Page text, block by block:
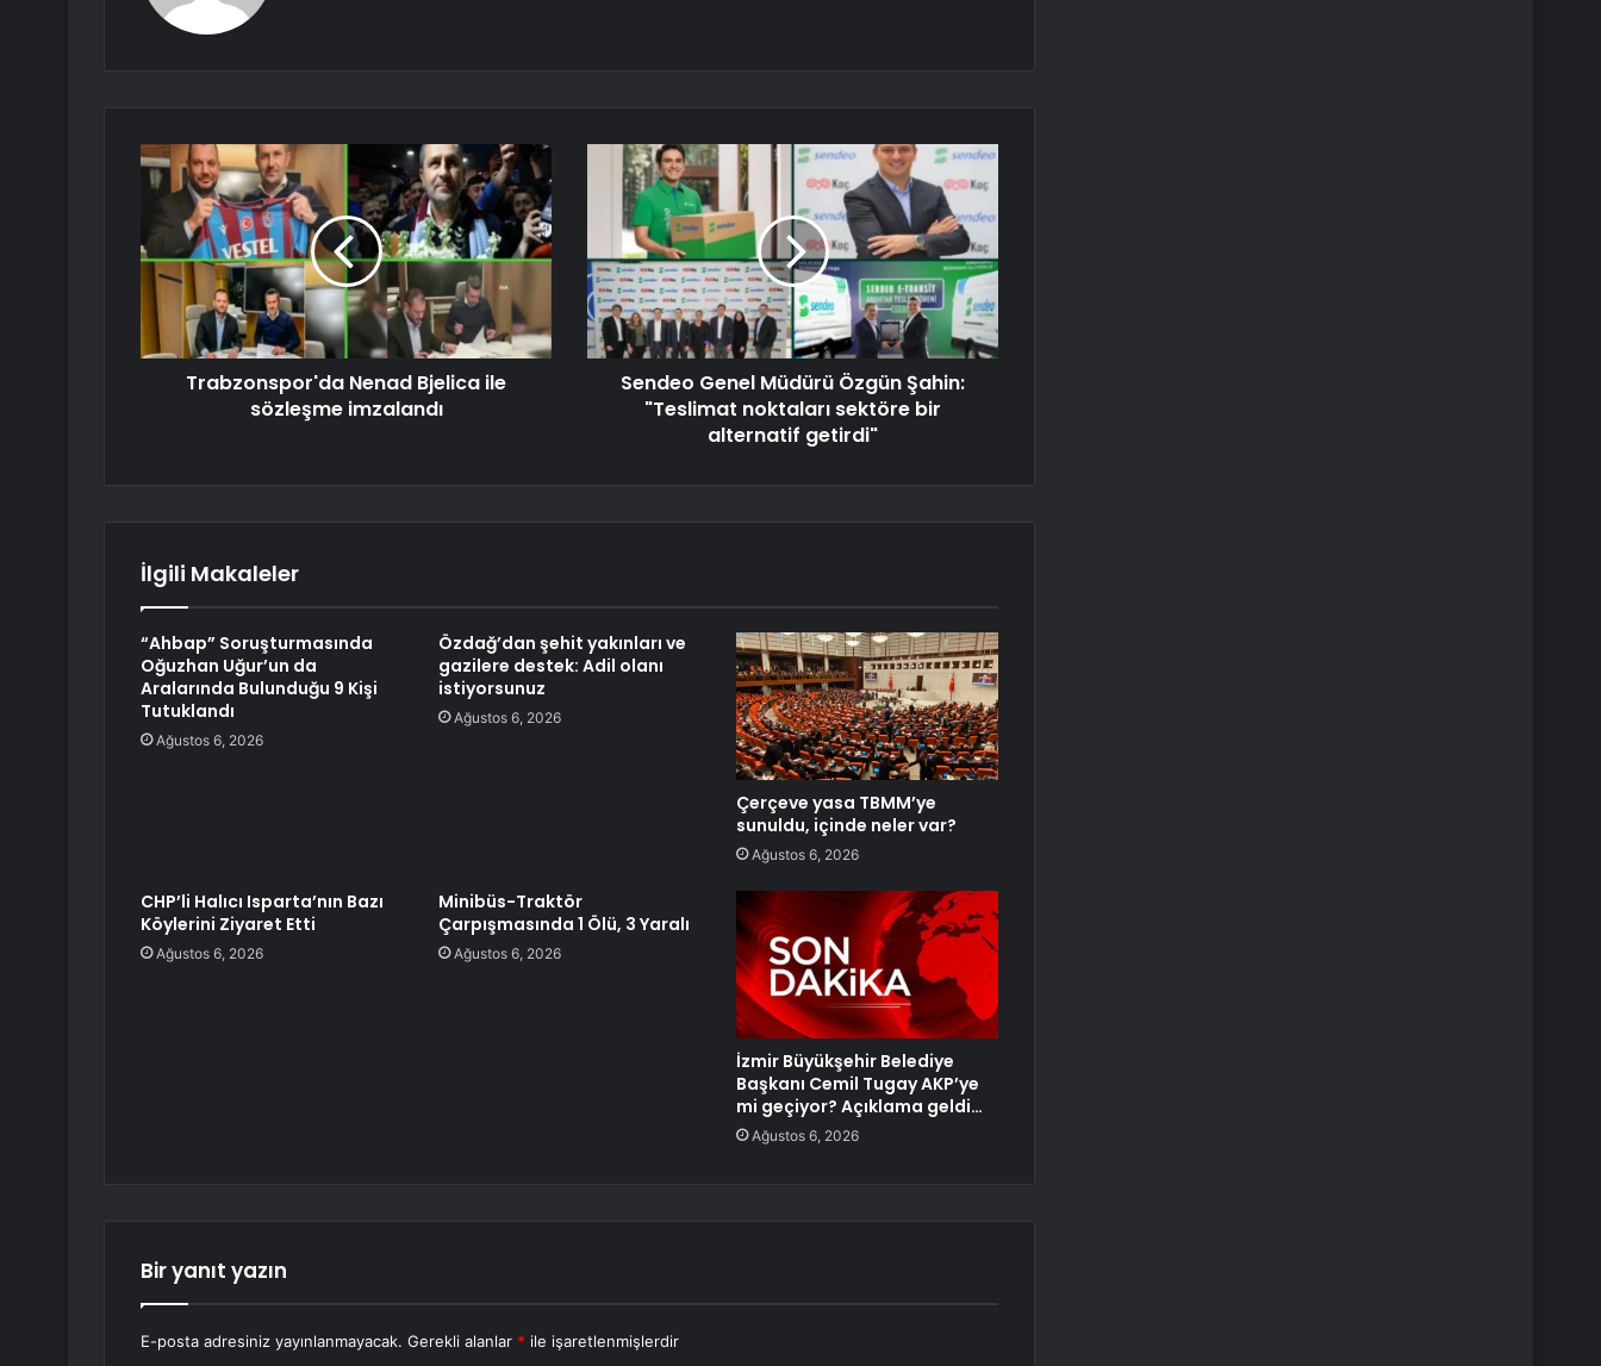
Trabzonspor'da Nenad Bjelica ile
sözleşme imzalandı
Sendeo Genel Müdürü Özgün Şahin:
"Teslimat noktaları sektöre bir
alternatif getirdi"
İlgili Makaleler
“Ahbap” Soruşturmasında
Oğuzhan Uğur’un da
Aralarında Bulunduğu 9 Kişi
Tutuklandı
Ağustos 6, 2026
Özdağ’dan şehit yakınları ve
gazilere destek: Adil olanı
istiyorsunuz
Ağustos 6, 2026
Çerçeve yasa TBMM’ye
sunuldu, içinde neler var?
Ağustos 6, 2026
CHP’li Halıcı Isparta’nın Bazı
Köylerini Ziyaret Etti
Ağustos 6, 2026
Minibüs-Traktör
Çarpışmasında 1 Ölü, 3 Yaralı
Ağustos 6, 2026
İzmir Büyükşehir Belediye
Başkanı Cemil Tugay AKP’ye
mi geçiyor? Açıklama geldi…
Ağustos 6, 2026
Bir yanıt yazın
E-posta adresiniz yayınlanmayacak. Gerekli alanlar * ile işaretlenmişlerdir